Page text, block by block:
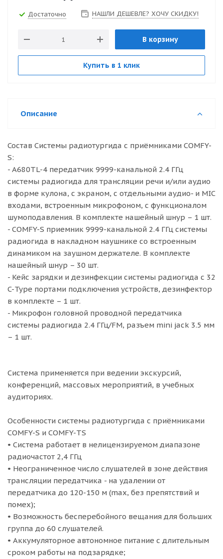
Достаточно НАШЛИ ДЕШЕВЛЕ? ХОЧУ СКИДКУ!
В корзину
Купить в 1 клик
Описание
Состав Системы радиотургида с приёмниками COMFY-
S:
- A680TL-4 передатчик 9999-канальной 2.4 ГГц
системы радиогида для трансляции речи и/или аудио
в форме кулона, с экраном, с отдельными аудио- и MIC
входами, встроенным микрофоном, с функционалом
шумоподавления. В комплекте нашейный шнур – 1 шт.
- COMFY-S приемник 9999-канальной 2.4 ГГц системы
радиогида в накладном наушнике со встроенным
динамиком на заушном держателе. В комплекте
нашейный шнур – 30 шт.
- Кейс зарядки и дезинфекции системы радиогида с 32
C-Type портами подключения устройств, дезинфектор
в комплекте – 1 шт.
- Микрофон головной проводной передатчика
системы радиогида 2.4 ГГц/FM, разъем mini jack 3.5 мм
– 1 шт.
Система применяется при ведении экскурсий,
конференций, массовых мероприятий, в учебных
аудиториях.
Особенности системы радиотургида с приёмниками
COMFY-S и СOMFY-TS
• Система работает в нелицензируемом диапазоне
радиочастот 2,4 ГГц
• Неограниченное число слушателей в зоне действия
трансляции передатчика - на удалении от
передатчика до 120-150 м (max, без препятствий и
помех);
• Возможность бесперебойного вещания для больших
группа до 60 слушателей.
• Аккумуляторное автономное питание с длительным
сроком работы на подзарядке;